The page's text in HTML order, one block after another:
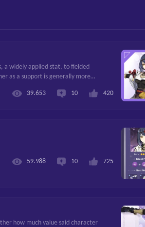
a widely applied stat, to fielded
as a support is generally more
39.653 10 420
59.988 10 725
how much value said character